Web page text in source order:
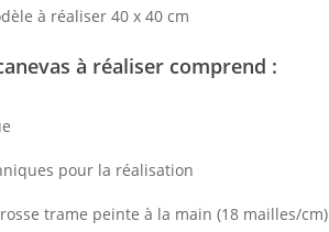
à réaliser 40 x 40 cm
à réaliser comprend :
pour la réalisation
trame peinte à la main (18 mailles/cm)